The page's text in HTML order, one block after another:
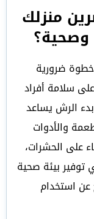
منزلك
وصحية؟
خطوة ضرورية
سلامة أفراد
بدء الرش يساعد
والأدوات
على الحشرات،
توفير بيئة صحية
عن استخدام